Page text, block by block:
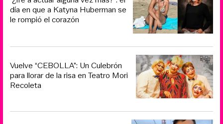
día en que a Katyna Huberman se
le rompió el corazón
Vuelve “CEBOLLA”: Un Culebrón
para llorar de la risa en Teatro Mori
Recoleta